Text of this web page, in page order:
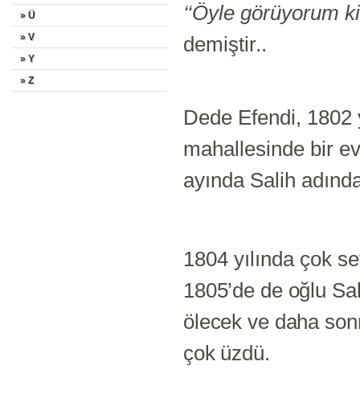
» Ü
» V
» Y
» Z
‘‘Öyle görüyorum
demiştir..
Dede Efendi, 1802
mahallesinde bir
ayında Salih
1804 yılında çok
1805’de de oğlu
ölecek ve daha
çok üzdü.